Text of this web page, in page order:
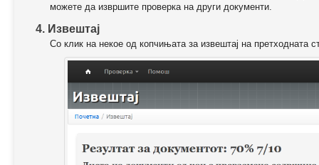
можете да извршите проверка на други документи.
4. Извештај
Со клик на некое од копчињата за извештај на претходната